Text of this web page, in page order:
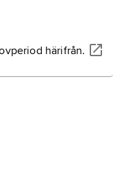
härifrån.